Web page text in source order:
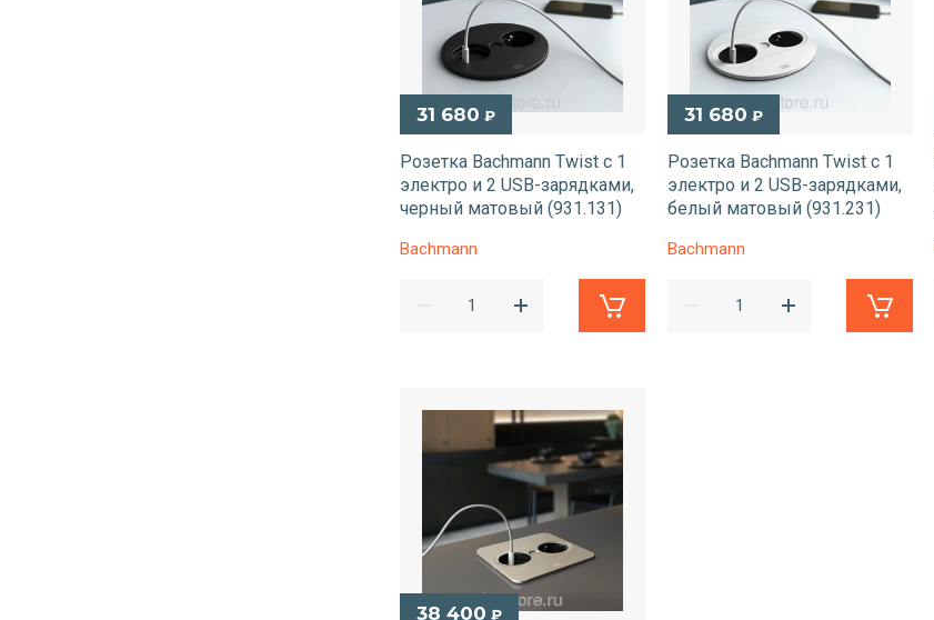
31 680 ₽
Розетка Bachmann Twist с 1
электро и 2 USB-зарядками,
черный матовый (931.131)
Bachmann
31 680 ₽
Розетка Bachmann Twist с 1
электро и 2 USB-зарядками,
белый матовый (931.231)
Bachmann
38 400 ₽